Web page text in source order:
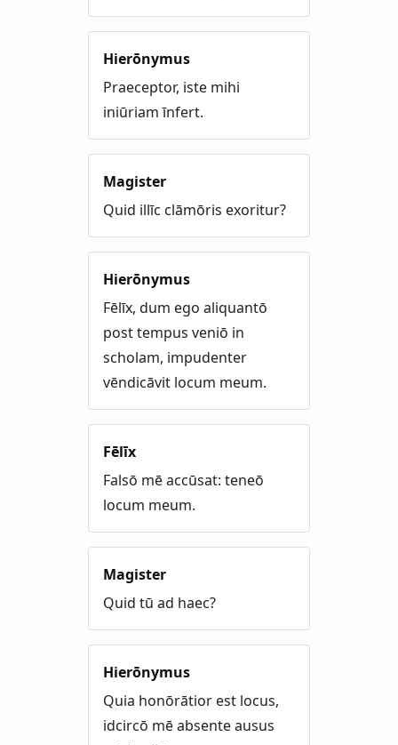
Hierōnymus
Praeceptor, iste mihi
iniūriam īnfert.
Magister
Quid illīc clāmōris exoritur?
Hierōnymus
Fēlīx, dum ego aliquantō
post tempus veniō in
scholam, impudenter
vēndicāvit locum meum.
Fēlīx
Falsō mē accūsat: teneō
locum meum.
Magister
Quid tū ad haec?
Hierōnymus
Quia honōrātior est locus,
idcircō mē absente ausus